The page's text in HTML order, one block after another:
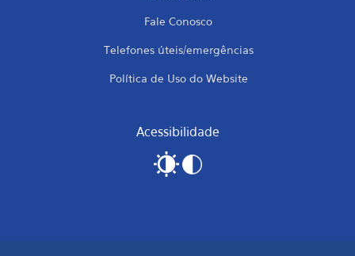
Fale Conosco
Telefones úteis/emergências
Política de Uso do Website
Acessibilidade